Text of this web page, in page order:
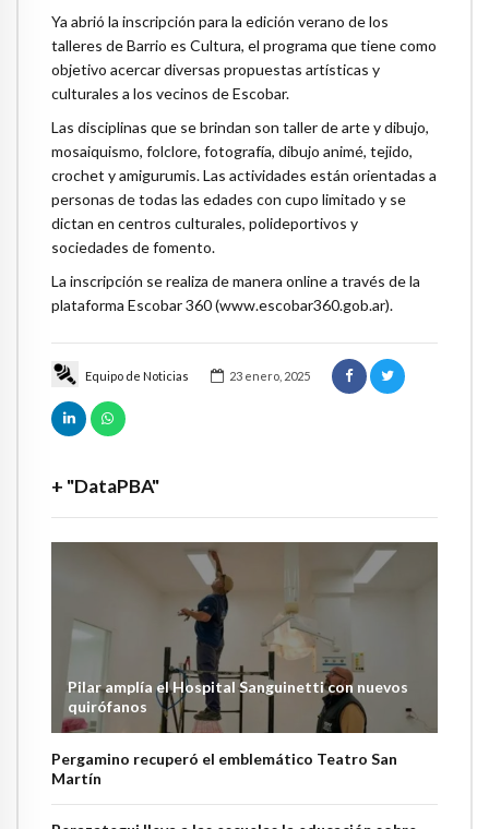
Equipo de Noticias 23 enero, 2025
+ "DataPBA"
Pilar amplía el Hospital Sanguinetti con nuevos
quirófanos
Pergamino recuperó el emblemático Teatro San
Martín
Ya abrió la inscripción para la edición verano de los
talleres de Barrio es Cultura, el programa que tiene como
objetivo acercar diversas propuestas artísticas y
culturales a los vecinos de Escobar.
Las disciplinas que se brindan son taller de arte y dibujo,
mosaiquismo, folclore, fotografía, dibujo animé, tejido,
crochet y amigurumis. Las actividades están orientadas a
personas de todas las edades con cupo limitado y se
dictan en centros culturales, polideportivos y
sociedades de fomento.
La inscripción se realiza de manera online a través de la
plataforma Escobar 360 (www.escobar360.gob.ar).